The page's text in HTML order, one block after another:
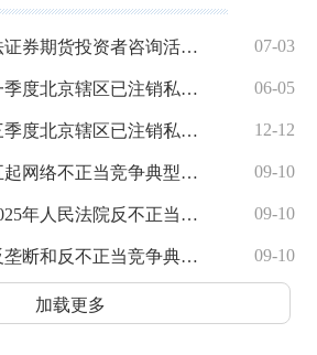
关于防范互联网非法证券期货投资者咨询活动的风险警示 07-03
关于公示2026年第一季度北京辖区已注销私募基金管理人名单的通知 06-05
关于公示2025年第三季度北京辖区已注销私募基金管理人名单的通知 12-12
市场监管总局公布五起网络不正当竞争典型案例 09-10
最高人民法院发布2025年人民法院反不正当竞争典型案例（2025年9月8日） 09-10
最高人民法院发布反垄断和反不正当竞争典型案例（2024年9月11日） 09-10
加载更多